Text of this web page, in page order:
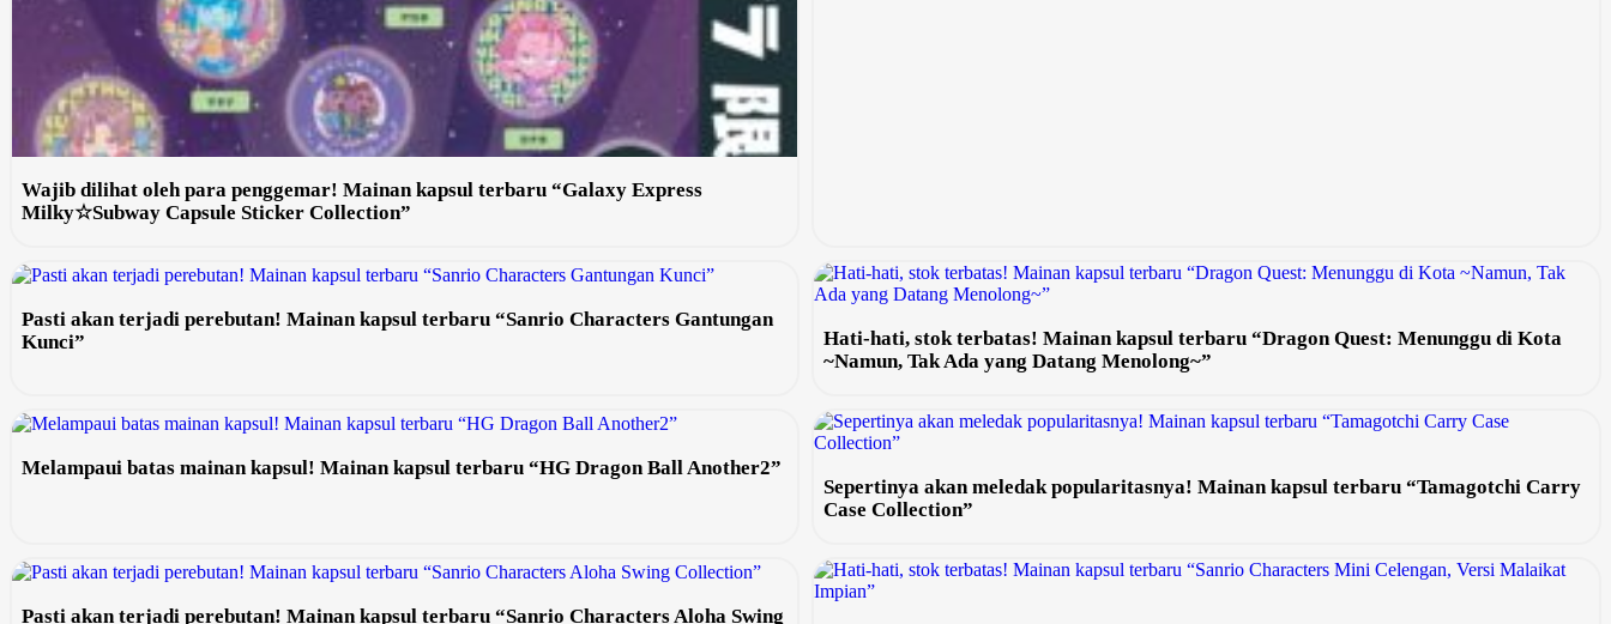
Wajib dilihat oleh para penggemar! Mainan kapsul terbaru “Galaxy Express
Milky☆Subway Capsule Sticker Collection”
Pasti akan terjadi perebutan! Mainan kapsul terbaru “Sanrio Characters Gantungan
Kunci”
Hati-hati, stok terbatas! Mainan kapsul terbaru “Dragon Quest: Menunggu di Kota
~Namun, Tak Ada yang Datang Menolong~”
Melampaui batas mainan kapsul! Mainan kapsul terbaru “HG Dragon Ball Another2”
Sepertinya akan meledak popularitasnya! Mainan kapsul terbaru “Tamagotchi Carry
Case Collection”
Pasti akan terjadi perebutan! Mainan kapsul terbaru “Sanrio Characters Aloha Swing